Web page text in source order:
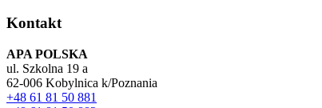
Kontakt
APA POLSKA
ul. Szkolna 19 a
62-006 Kobylnica k/Poznania
+48 61 81 50 881